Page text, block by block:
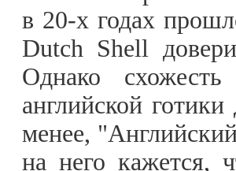
в 20-х годах
Dutch Shell
Однако
английской
менее,
на него кажется,